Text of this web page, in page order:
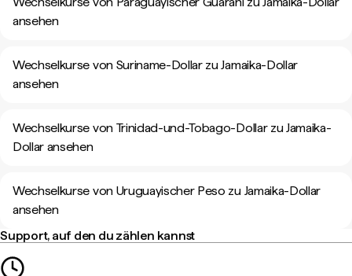
ansehen
Wechselkurse von Suriname-Dollar zu Jamaika-Dollar
ansehen
Wechselkurse von Trinidad-und-Tobago-Dollar zu Jamaika-
Dollar ansehen
Wechselkurse von Uruguayischer Peso zu Jamaika-Dollar
ansehen
Support, auf den du zählen kannst